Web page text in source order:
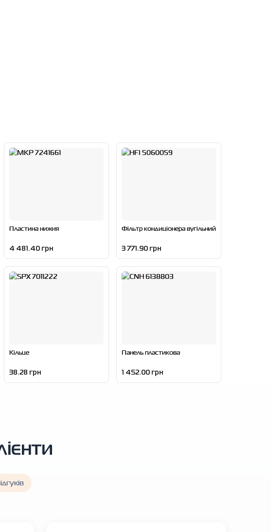
Пластина нижня
4 481.40 грн
Фільтр кондиціонера вугільний
3 771.90 грн
Кільце
38.28 грн
Панель пластикова
1 452.00 грн